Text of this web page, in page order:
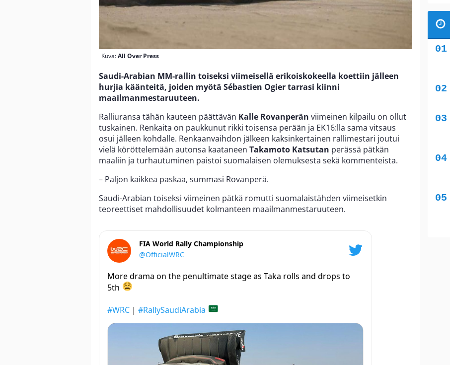
Kuva:All Over Press
Saudi-Arabian MM-rallin toiseksi viimeisellä erikoiskokeella koettiin jälleen
hurjia käänteitä, joiden myötä Sébastien Ogier tarrasi kiinni
maailmanmestaruuteen.
Ralliuransa tähän kauteen päättävän Kalle Rovanperän viimeinen kilpailu on ollut
tuskainen. Renkaita on paukkunut rikki toisensa perään ja EK16:lla sama vitsaus
osui jälleen kohdalle. Renkaanvaihdon jälkeen kaksinkertainen rallimestari joutui
vielä köröttelemään autonsa kaataneen Takamoto Katsutan perässä pätkän
maaliin ja turhautuminen paistoi suomalaisen olemuksesta sekä kommenteista.
– Paljon kaikkea paskaa, summasi Rovanperä.
Saudi-Arabian toiseksi viimeinen pätkä romutti suomalaistähden viimeisetkin
teoreettiset mahdollisuudet kolmanteen maailmanmestaruuteen.
FIA World Rally Championship
@OfficialWRC
More drama on the penultimate stage as Taka rolls and drops to
5th
#WRC | #RallySaudiArabia